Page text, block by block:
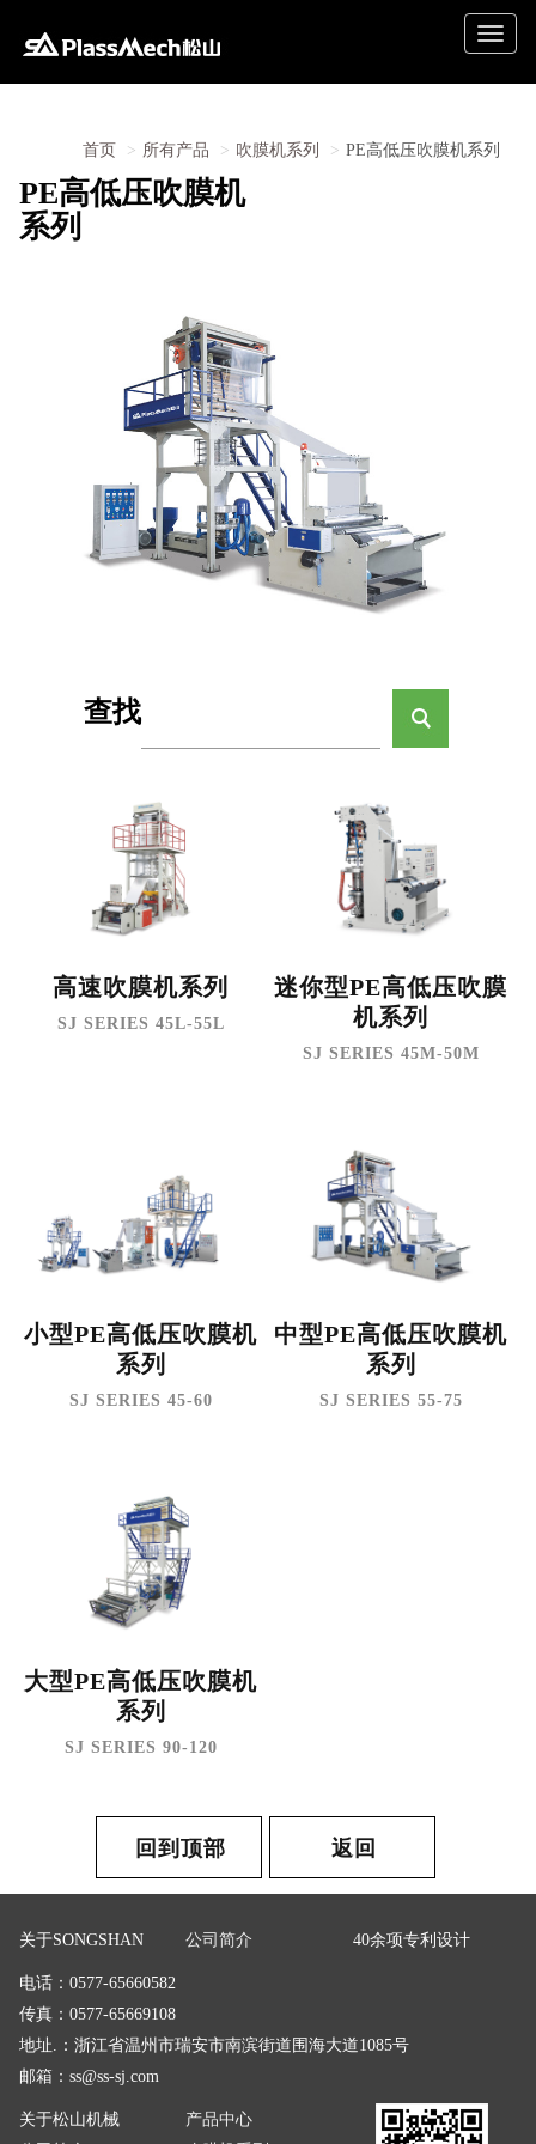
Toggle
首页 所有产品 吹膜机系列 PE高低压吹膜机系列
PE高低压吹膜机
系列
查找
高速吹膜机系列
SJ SERIES 45L-55L
迷你型PE高低压吹膜
机系列
SJ SERIES 45M-50M
小型PE高低压吹膜机
系列
SJ SERIES 45-60
中型PE高低压吹膜机
系列
SJ SERIES 55-75
大型PE高低压吹膜机
系列
SJ SERIES 90-120
回到顶部 返回
关于SONGSHAN 公司简介 40余项专利设计
电话：0577-65660582
传真：0577-65669108
地址.：浙江省温州市瑞安市南滨街道围海大道1085号
邮箱： ss@ss-sj.com
关于松山机械
产品中心